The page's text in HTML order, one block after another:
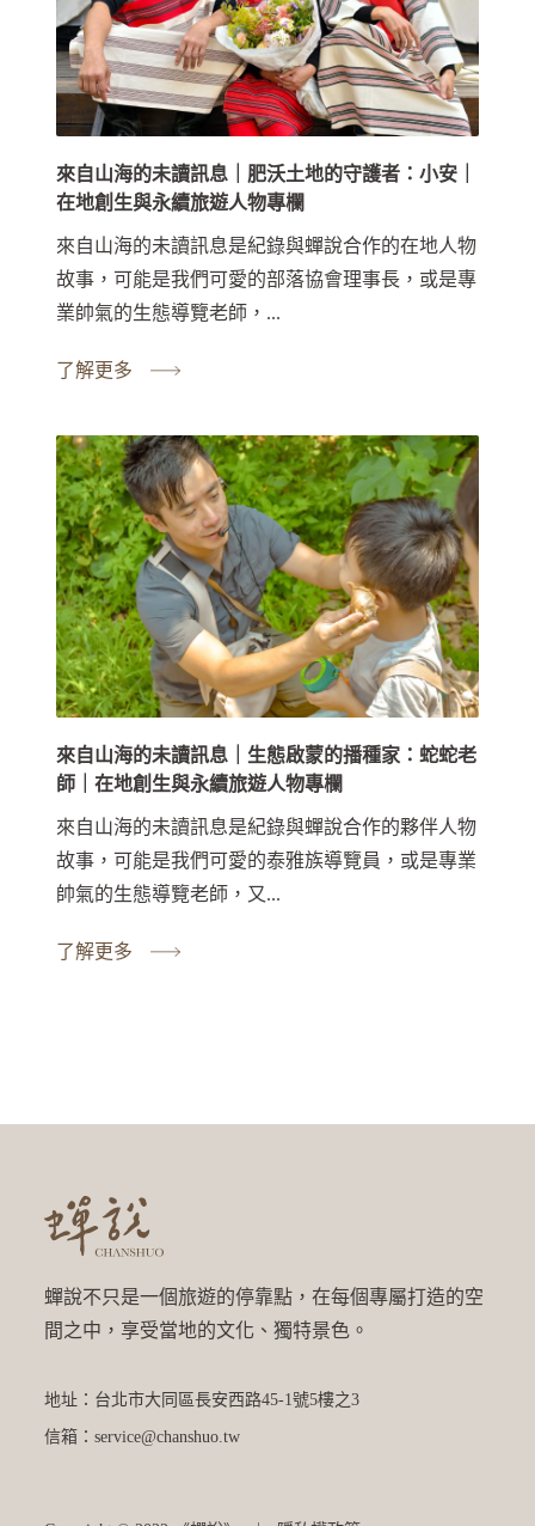
來自山海的未讀訊息｜肥沃土地的守護者：小安｜
在地創生與永續旅遊人物專欄
來自山海的未讀訊息是紀錄與蟬說合作的在地人物
故事，可能是我們可愛的部落協會理事長，或是專
業帥氣的生態導覽老師，...
了解更多
來自山海的未讀訊息｜生態啟蒙的播種家：蛇蛇老
師｜在地創生與永續旅遊人物專欄
來自山海的未讀訊息是紀錄與蟬說合作的夥伴人物
故事，可能是我們可愛的泰雅族導覽員，或是專業
帥氣的生態導覽老師，又...
了解更多
蟬說不只是一個旅遊的停靠點，在每個專屬打造的空
間之中，享受當地的文化、獨特景色。
地址：台北市大同區長安西路45-1號5樓之3
信箱：service@chanshuo.tw